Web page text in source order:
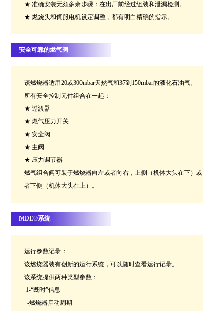
★ 准确安装无须多余步骤：在出厂前经过组装和泄漏检测。
★ 燃烧头和伺服电机设定调整，都有明白精确的指示。
安全可靠的燃气阀
该燃烧器适用20或300mbar天然气和37到150mbar的液化石油气。
所有安全控制元件组合在一起：
★ 过渡器
★ 燃气压力开关
★ 安全阀
★ 主阀
★ 压力调节器
燃气组合阀可装于燃烧器向左或者向右，上侧（机体大头在下）或
者下侧（机体大头在上）。
MDE®系统
运行参数记录：
该燃烧器装有创新的运行系统，可以随时查看运行记录。
该系统提供两种类型参数：
1-“既时”信息
-燃烧器启动周期